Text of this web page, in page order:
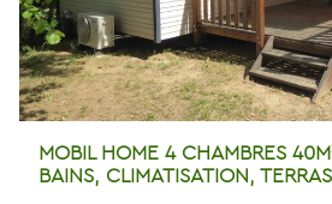
MOBIL HOME 4 CHAMBRES
BAINS, CLIMATISATION,